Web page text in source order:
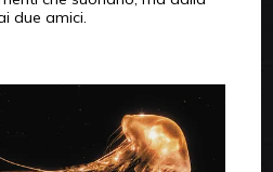
due amici.